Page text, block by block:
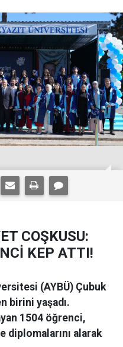
COŞKUSU:
KEP ATTI!
(AYBÜ) Çubuk
birini yaşadı.
1504 öğrenci,
alarak